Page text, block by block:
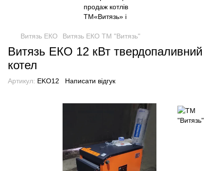
Витязь ЕКО Витязь ЕКО ТМ "Витязь"
Витязь ЕКО 12 кВт твердопаливний
котел
Артикул: EKO12 Написати відгук